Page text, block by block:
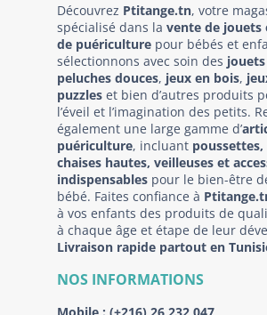
Découvrez Ptitange.tn, votre
spécialisé dans la vente de jouets
de puériculture pour bébés et
sélectionnons avec soin des
peluches douces, jeux en bois,
puzzles et bien d’autres produits
l’éveil et l’imagination des petits.
également une large gamme d’
puériculture, incluant poussettes,
chaises hautes, veilleuses et
indispensables pour le bien-être
bébé. Faites confiance à
à vos enfants des produits de
à chaque âge et étape de leur
Livraison rapide partout en
NOS INFORMATIONS